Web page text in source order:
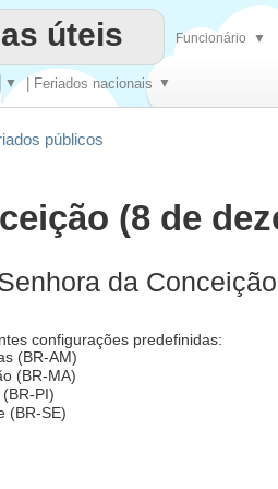
▼ | Feriados nacionais ▼
úteis Funcionário ▼
públicos
(8 de
da Conceição
configurações predefinidas:
(BR-AM)
(BR-MA)
PI)
(BR-SE)